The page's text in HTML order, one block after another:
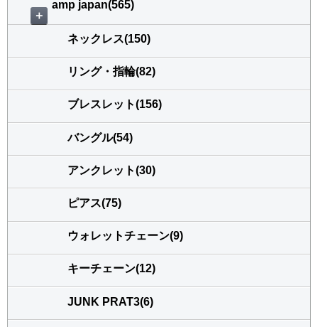
＋
amp japan(565)
ネックレス(150)
リング・指輪(82)
ブレスレット(156)
バングル(54)
アンクレット(30)
ピアス(75)
ウォレットチェーン(9)
キーチェーン(12)
JUNK PRAT3(6)